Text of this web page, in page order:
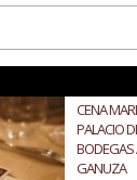
CENA
PALACIO
BODEGAS
GANUZA